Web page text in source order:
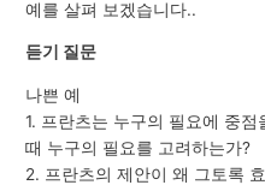
예를 살펴 보겠습니다..
듣기 질문
나쁜 예
1. 프란츠는 누구의 필요에 중
때 누구의 필요를 고려하는가?
2. 프란츠의 제안이 왜 그토록